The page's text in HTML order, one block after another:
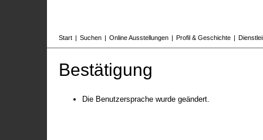
Start | Suchen | Online Ausstellungen | Profil & Geschichte |
Bestätigung
Die Benutzersprache wurde geändert.